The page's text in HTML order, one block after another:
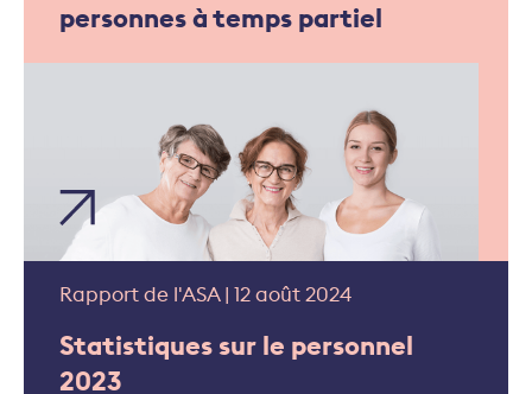
personnes à temps partiel
Rapport de l'ASA | 12 août 2024
Statistiques sur le personnel
2023